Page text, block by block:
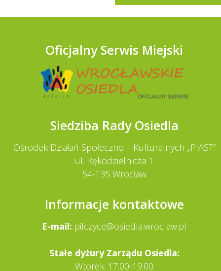
Oficjalny Serwis Miejski
Siedziba Rady Osiedla
Ośrodek Działań Społeczno – Kulturalnych „PIAST”
ul. Rękodzielnicza 1
54-135 Wrocław
Informacje kontaktowe
E-mail: pilczyce@osiedla.wroclaw.pl
Stałe dy­żury Zarządu Osiedla:
Wtorek: 17.00-19.00